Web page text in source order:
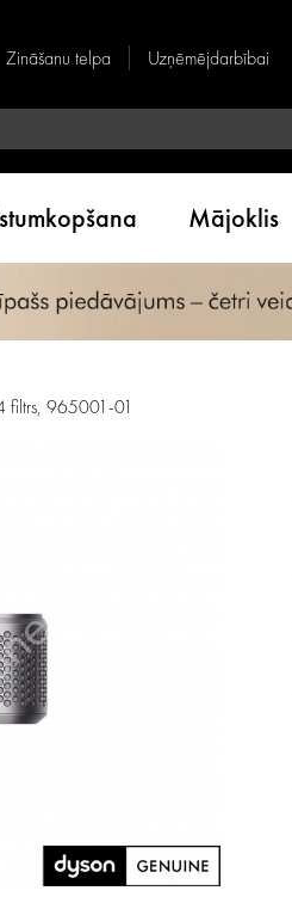
Zināšanu telpa Uzņēmējdarbībai
Mājoklis
filtrs, 965001-01